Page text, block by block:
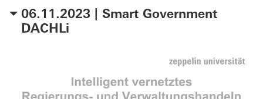
06.11.2023 | Smart Government
DACHLi